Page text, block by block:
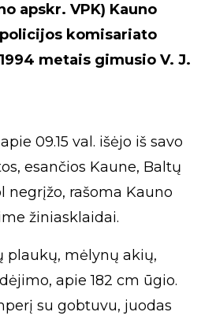
apskr. VPK) Kauno
komisariato
metais gimusio V. J.
09.15 val. išėjo iš savo
esančios Kaune, Baltų
negrįžo, rašoma Kauno
žiniasklaidai.
plaukų, mėlynų akių,
apie 182 cm ūgio.
su gobtuvu, juodas